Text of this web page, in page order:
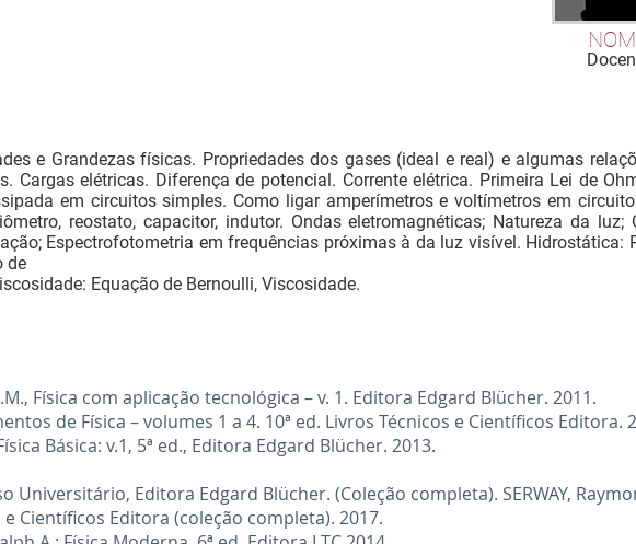
e Grandezas físicas. Propriedades dos gases (ideal e real) e algumas
Cargas elétricas. Diferença de potencial. Corrente elétrica. Primeira Lei de
em circuitos simples. Como ligar amperímetros e voltímetros em
reostato, capacitor, indutor. Ondas eletromagnéticas; Natureza da luz;
Espectrofotometria em frequências próximas à da luz visível. Hidrostática:
de
Equação de Bernoulli, Viscosidade.
J.M., Física com aplicação tecnológica – v. 1. Editora Edgard Blücher. 2011.
de Física – volumes 1 a 4. 10ª ed. Livros Técnicos e Científicos Editora.
Básica: v.1, 5ª ed., Editora Edgard Blücher. 2013.
Universitário, Editora Edgard Blücher. (Coleção completa). SERWAY,
e Científicos Editora (coleção completa). 2017.